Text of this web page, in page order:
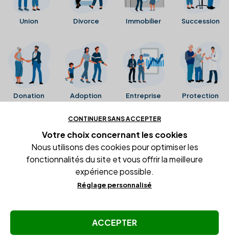
Union Divorce Immobilier Succession
Donation Adoption Entreprise Protection
Ces avis proviennent directement de la fiche Google
Business de l'office notarial. Ils n'ont ni été collectés ni
été vérifiés par Alexia.fr.
Conditions générales d'utilisation
Gestion des cookies
© Copyright Alexia Notaire 2026
CONTINUER SANS ACCEPTER
Votre choix concernant les cookies
Nous utilisons des cookies pour optimiser les
fonctionnalités du site et vous offrir la meilleure
expérience possible.
Réglage personnalisé
ACCEPTER